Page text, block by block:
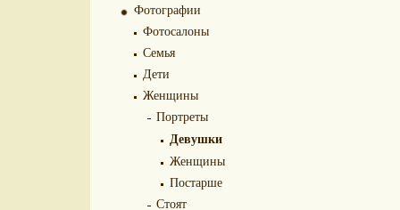
Фотографии
Фотосалоны
Семья
Дети
Женщины
Портреты
Девушки
Женщины
Постарше
Стоят